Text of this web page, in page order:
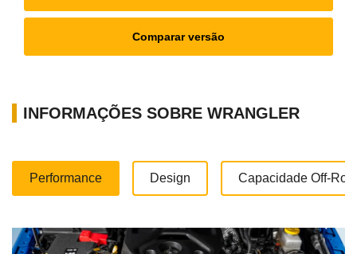
Comparar versão
INFORMAÇÕES SOBRE WRANGLER
Performance Design Capacidade Off-